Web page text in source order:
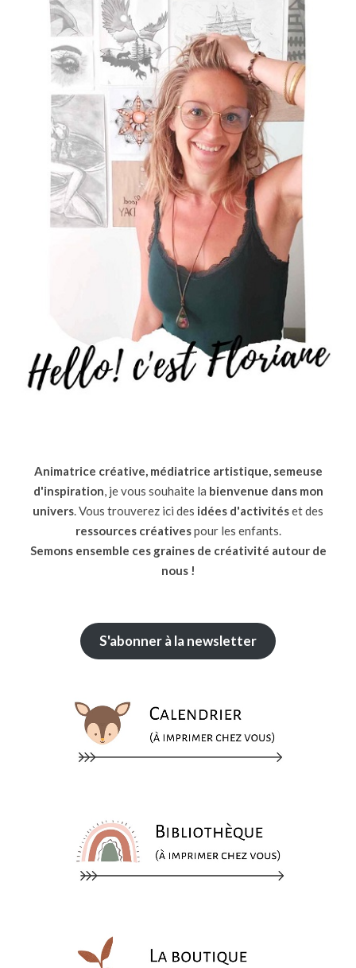
Animatrice créative, médiatrice artistique, semeuse
d'inspiration, je vous souhaite la bienvenue dans mon
univers. Vous trouverez ici des idées d'activitéset des
ressources créativespour les enfants.
Semons ensemble ces graines de créativité autour de
nous !
S'abonner à la newsletter